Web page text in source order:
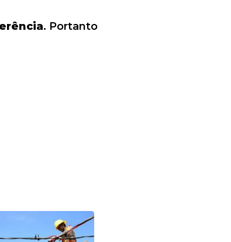
. Portanto